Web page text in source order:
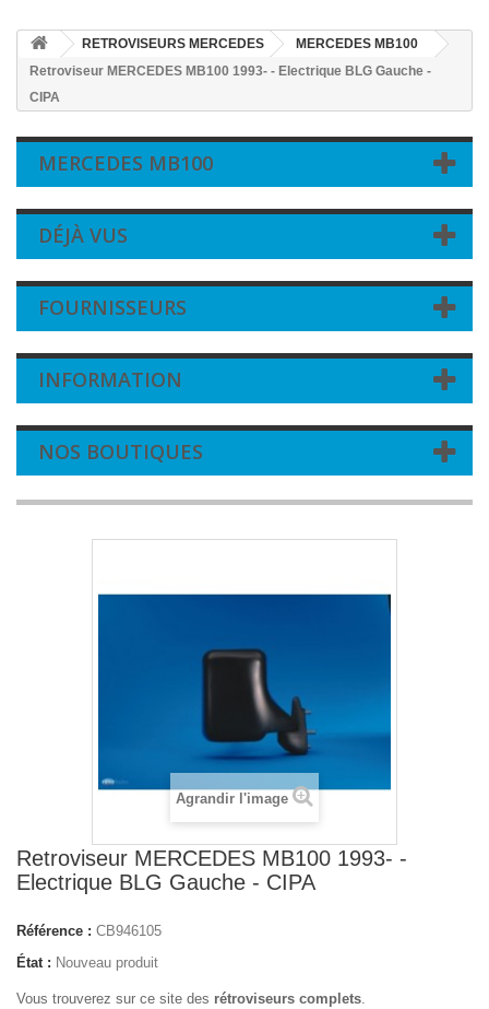
RETROVISEURS MERCEDES
MERCEDES MB100
Retroviseur MERCEDES MB100 1993- - Electrique BLG Gauche -
CIPA
MERCEDES MB100
DÉJÀ VUS
FOURNISSEURS
INFORMATION
NOS BOUTIQUES
Agrandir l'image
Retroviseur MERCEDES MB100 1993- -
Electrique BLG Gauche - CIPA
Référence : CB946105
État : Nouveau produit
Vous trouverez sur ce site des rétroviseurs complets.